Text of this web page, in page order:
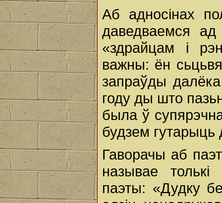
Аб адносінах
даведваемся
«здрайцам і
важны: ён
запраўды
году ды што
была ў
будзем гутарыць
Гаворачы аб
называе
паэты: «Дудку